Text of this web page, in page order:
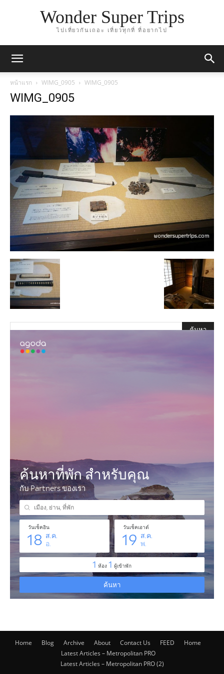
Wonder Super Trips
ไปเที่ยวกันเถอะ เที่ยวทุกที่ ที่อยากไป
หน้าแรก WIMG_0905 WIMG_0905
WIMG_0905
Home Blog Archive About Contact Us FEED
Home
Latest Articles – Metropolitan PRO
Latest Articles – Metropolitan PRO (2)